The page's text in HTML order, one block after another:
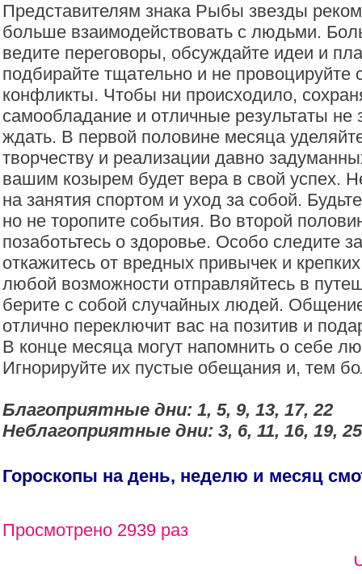
Представителям знака Рыбы звезды
больше взаимодействовать с людьми.
ведите переговоры, обсуждайте идеи и
подбирайте тщательно и не провоцируйте
конфликты. Чтобы ни происходило,
самообладание и отличные результаты не
ждать. В первой половине месяца
творчеству и реализации давно
вашим козырем будет вера в свой успех.
на занятия спортом и уход за собой.
но не торопите события. Во второй
позаботьтесь о здоровье. Особо следите
откажитесь от вредных привычек и
любой возможности отправляйтесь в
берите с собой случайных людей.
отлично переключит вас на позитив и
В конце месяца могут напомнить о себе
Игнорируйте их пустые обещания и, тем
Благоприятные дни: 1, 5, 9, 13, 17, 22
Неблагоприятные дни: 3, 6, 11, 16, 19,
Гороскопы на день, неделю и месяц
Просмотрено 2939 раз